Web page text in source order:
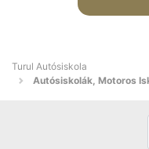
Turul Autósiskola
Autósiskolák, Motoros